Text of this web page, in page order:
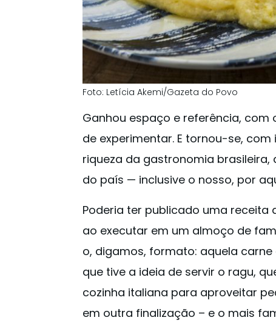
Foto: Letícia Akemi/Gazeta do Povo
Ganhou espaço e referência,
de experimentar. E tornou-se,
riqueza da gastronomia
do país — inclusive o nosso, por
Poderia ter publicado uma receita
ao executar em um almoço de
o, digamos, formato: aquela
que tive a ideia de servir o ragu,
cozinha italiana para aproveitar
em outra finalização – e o mais